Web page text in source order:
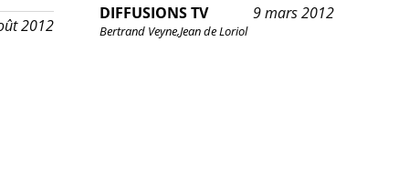
2012
DIFFUSIONS TV
9 mars 2012
Bertrand Veyne,Jean de Loriol